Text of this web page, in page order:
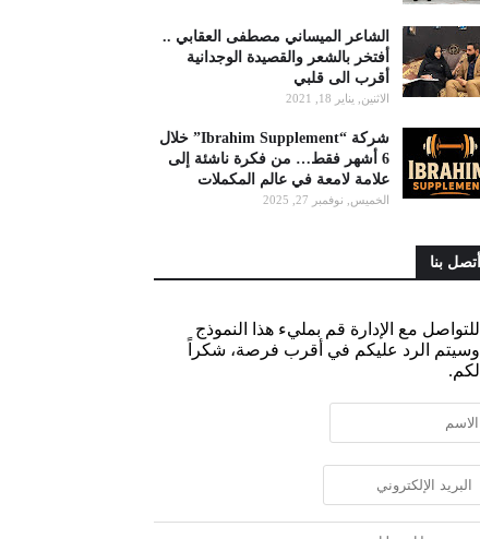
الشاعر الميساني مصطفى العقابي ..
أفتخر بالشعر والقصيدة الوجدانية
أقرب الى قلبي
الاثنين, يناير 18, 2021
شركة “Ibrahim Supplement” خلال
6 أشهر فقط… من فكرة ناشئة إلى
علامة لامعة في عالم المكملات
الخميس, نوفمبر 27, 2025
أتصل بنا
للتواصل مع الإدارة قم بمليء هذا النموذج
وسيتم الرد عليكم في أقرب فرصة، شكراً
لكم.